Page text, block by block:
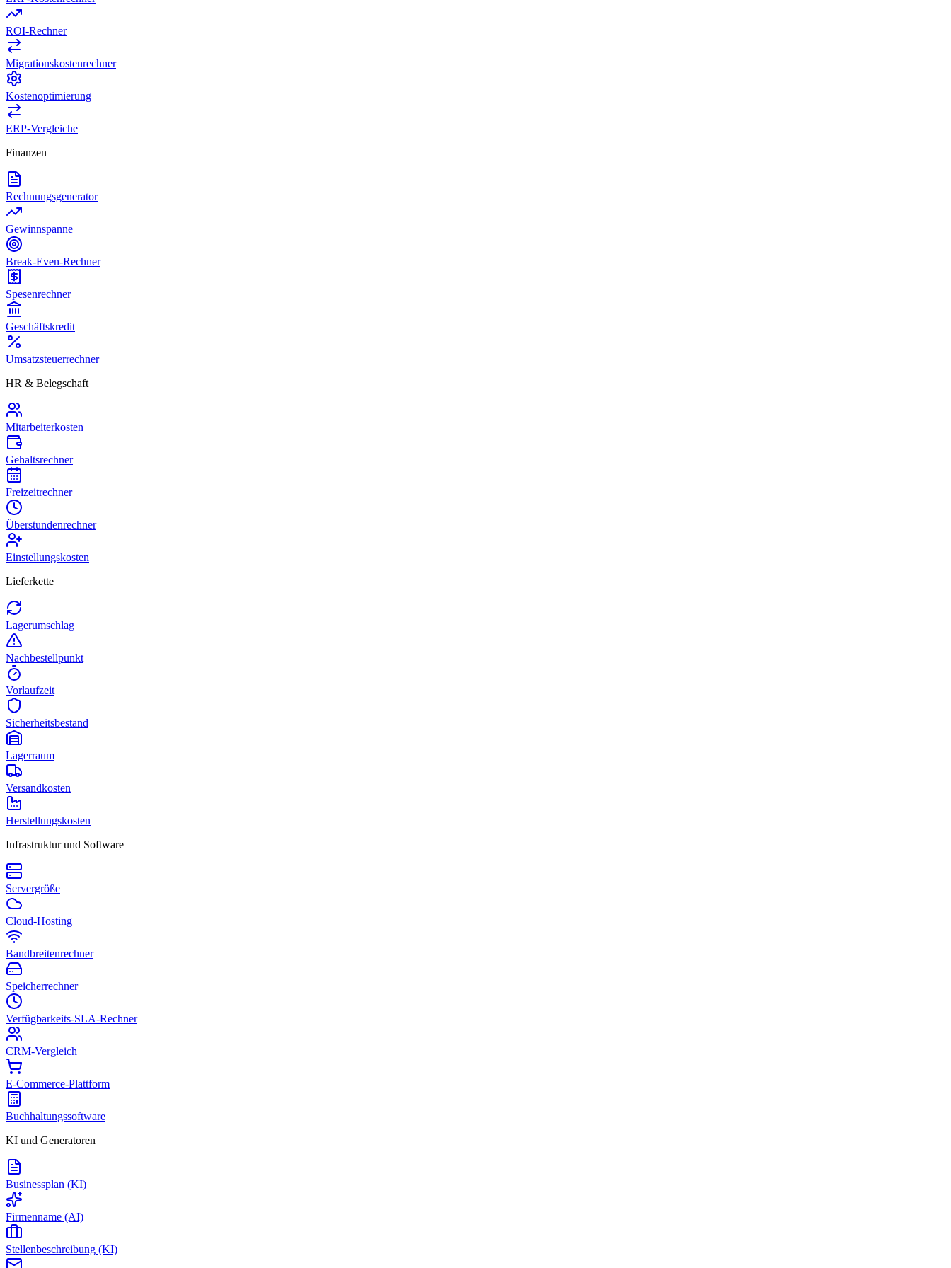
ROI-Rechner
Migrationskostenrechner
Kostenoptimierung
ERP-Vergleiche
Finanzen
Rechnungsgenerator
Gewinnspanne
Break-Even-Rechner
Spesenrechner
Geschäftskredit
Umsatzsteuerrechner
HR & Belegschaft
Mitarbeiterkosten
Gehaltsrechner
Freizeitrechner
Überstundenrechner
Einstellungskosten
Lieferkette
Lagerumschlag
Nachbestellpunkt
Vorlaufzeit
Sicherheitsbestand
Lagerraum
Versandkosten
Herstellungskosten
Infrastruktur und Software
Servergröße
Cloud-Hosting
Bandbreitenrechner
Speicherrechner
Verfügbarkeits-SLA-Rechner
CRM-Vergleich
E-Commerce-Plattform
Buchhaltungssoftware
KI und Generatoren
Businessplan (KI)
Firmenname (AI)
Stellenbeschreibung (KI)